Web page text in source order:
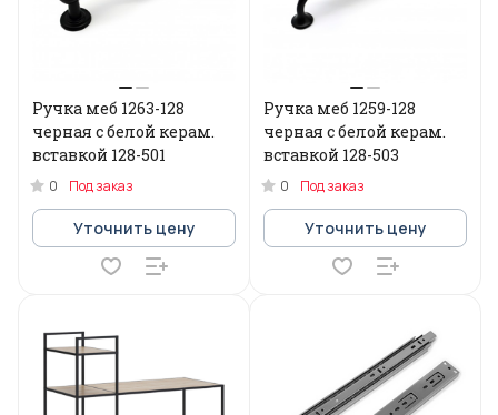
Ручка меб 1263-128
черная с белой керам.
вставкой 128-501
0 Под заказ
Уточнить цену
Ручка меб 1259-128
черная с белой керам.
вставкой 128-503
0 Под заказ
Уточнить цену